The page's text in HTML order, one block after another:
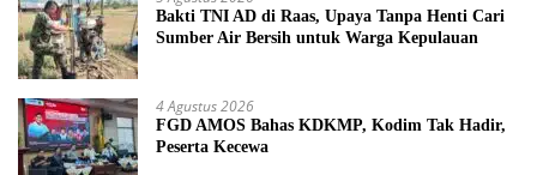
Bakti TNI AD di Raas, Upaya Tanpa Henti Cari
Sumber Air Bersih untuk Warga Kepulauan
4 Agustus 2026
FGD AMOS Bahas KDKMP, Kodim Tak Hadir,
Peserta Kecewa